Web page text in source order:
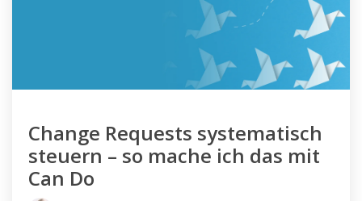
Change Requests systematisch
steuern – so mache ich das mit
Can Do